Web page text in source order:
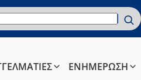
ΕΝΗΜΕΡΩΣΗ